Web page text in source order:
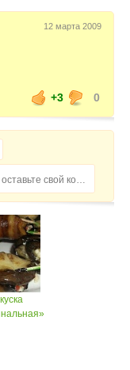
12 марта 2009
+3 0
Домохозяйка, пожалуйста, оставьте свой комментарий...